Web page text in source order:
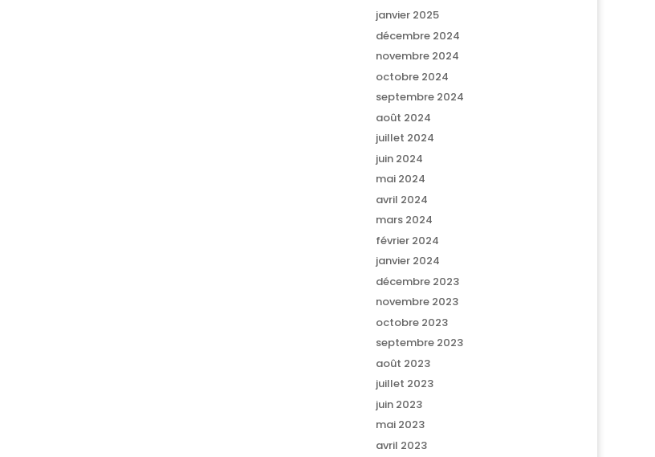
janvier 2025
décembre 2024
novembre 2024
octobre 2024
septembre 2024
août 2024
juillet 2024
juin 2024
mai 2024
avril 2024
mars 2024
février 2024
janvier 2024
décembre 2023
novembre 2023
octobre 2023
septembre 2023
août 2023
juillet 2023
juin 2023
mai 2023
avril 2023